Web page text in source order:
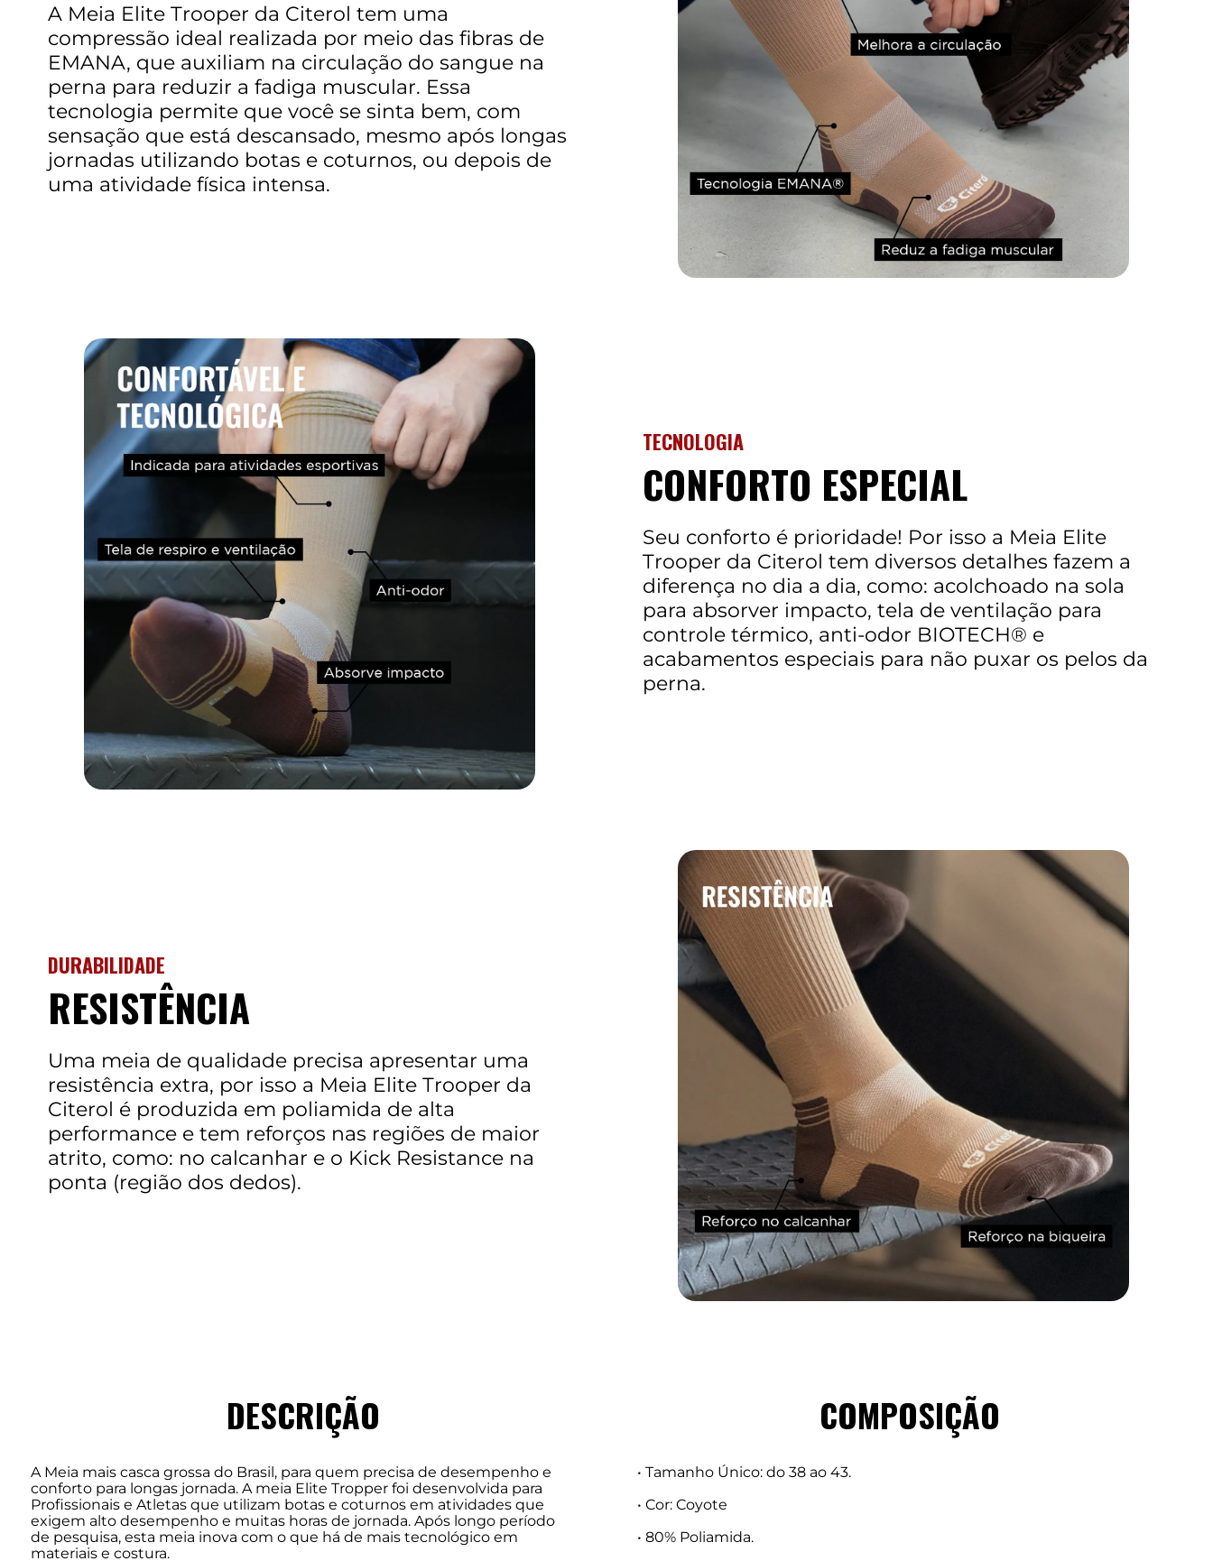
A Meia Elite Trooper da Citerol tem uma
compressão ideal realizada por meio das fibras de
EMANA, que auxiliam na circulação do sangue na
perna para reduzir a fadiga muscular. Essa
tecnologia permite que você se sinta bem, com
sensação que está descansado, mesmo após longas
jornadas utilizando botas e coturnos, ou depois de
uma atividade física intensa.
TECNOLOGIA
CONFORTO ESPECIAL
Seu conforto é prioridade! Por isso a Meia Elite
Trooper da Citerol tem diversos detalhes fazem a
diferença no dia a dia, como: acolchoado na sola
para absorver impacto, tela de ventilação para
controle térmico, anti-odor BIOTECH® e
acabamentos especiais para não puxar os pelos da
perna.
DURABILIDADE
RESISTÊNCIA
Uma meia de qualidade precisa apresentar uma
resistência extra, por isso a Meia Elite Trooper da
Citerol é produzida em poliamida de alta
performance e tem reforços nas regiões de maior
atrito, como: no calcanhar e o Kick Resistance na
ponta (região dos dedos).
DESCRIÇÃO
A Meia mais casca grossa do Brasil, para quem precisa de desempenho e
conforto para longas jornada. A meia Elite Tropper foi desenvolvida para
Profissionais e Atletas que utilizam botas e coturnos em atividades que
exigem alto desempenho e muitas horas de jornada. Após longo período
de pesquisa, esta meia inova com o que há de mais tecnológico em
materiais e costura.
COMPOSIÇÃO
• Tamanho Único: do 38 ao 43.
• Cor: Coyote
• 80% Poliamida.